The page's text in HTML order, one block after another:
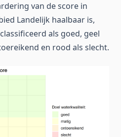
van de score in
Landelijk haalbaar is,
als goed, geel
en rood als slecht.